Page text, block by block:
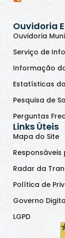
Ouvidoria
Ouvidoria
Serviço de
Informação
Estatísticas
Pesquisa de
Perguntas
Links Úteis
Mapa do Site
Responsáveis
Radar da
Política de
Governo
LGPD